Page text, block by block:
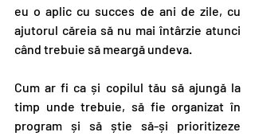
eu o aplic cu succes de ani de zile, cu
ajutorul căreia să nu mai întârzie atunci
când trebuie să meargă undeva.
Cum ar fi ca și copilul tău să ajungă la
timp unde trebuie, să fie organizat în
program și să știe să-și prioritizeze